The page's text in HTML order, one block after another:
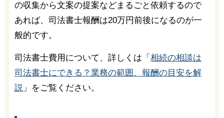
の収集から文案の提案などまるごと依頼するので
あれば、司法書士報酬は20万円前後になるのが一
般的です。
司法書士費用について、詳しくは「 相続の相談は
司法書士にできる？業務の範囲、報酬の目安を解
説」をご覧ください。